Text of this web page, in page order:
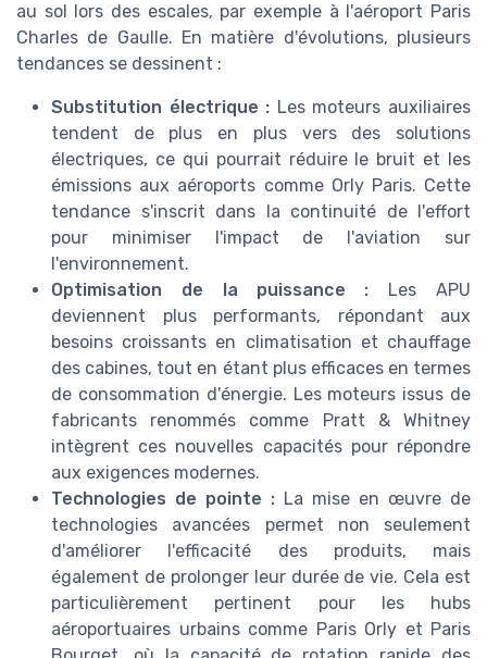
au sol lors des escales, par exemple à l'aéroport Paris
Charles de Gaulle. En matière d'évolutions, plusieurs
tendances se dessinent :
Substitution électrique : Les moteurs auxiliaires
tendent de plus en plus vers des solutions
électriques, ce qui pourrait réduire le bruit et les
émissions aux aéroports comme Orly Paris. Cette
tendance s'inscrit dans la continuité de l'effort
pour minimiser l'impact de l'aviation sur
l'environnement.
Optimisation de la puissance : Les APU
deviennent plus performants, répondant aux
besoins croissants en climatisation et chauffage
des cabines, tout en étant plus efficaces en termes
de consommation d'énergie. Les moteurs issus de
fabricants renommés comme Pratt & Whitney
intègrent ces nouvelles capacités pour répondre
aux exigences modernes.
Technologies de pointe : La mise en œuvre de
technologies avancées permet non seulement
d'améliorer l'efficacité des produits, mais
également de prolonger leur durée de vie. Cela est
particulièrement pertinent pour les hubs
aéroportuaires urbains comme Paris Orly et Paris